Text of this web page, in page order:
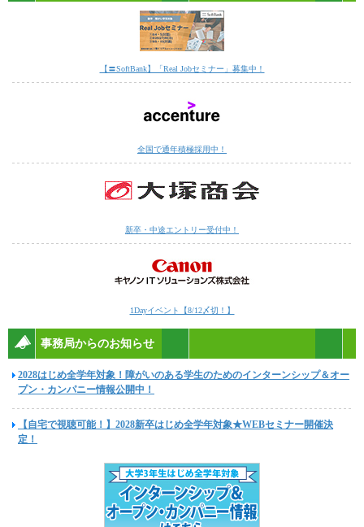
【〓SoftBank】「Real Jobセミナー」募集中！
全国で通年積極採用中！
新卒・中途エントリー受付中！
1Dayイベント【8/12〆切！】
事務局からのお知らせ
2028はじめ全学年対象！障がいのある学生のためのインターンシップ＆オー
プン・カンパニー情報公開中！
【自宅で視聴可能！】2028新卒はじめ全学年対象★WEBセミナー開催決
定！